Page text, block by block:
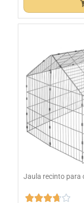
Jaula recinto para
